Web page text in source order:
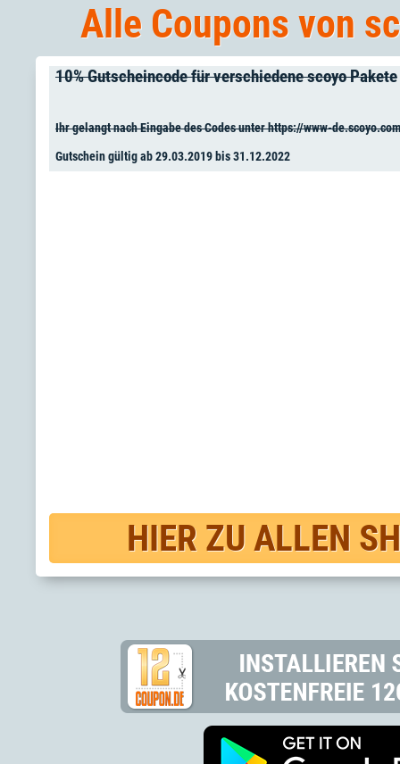
Alle Coupons von
10% Gutscheincode für verschiedene scoyo Pakete
Ihr gelangt nach Eingabe des Codes unter https://www-
Gutschein gültig ab 29.03.2019 bis 31.12.2022
HIER ZU ALLEN